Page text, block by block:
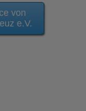
von
e.V.